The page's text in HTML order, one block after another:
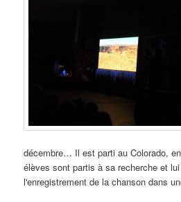
décembre… Il est parti au Colorado,
élèves sont partis à sa recherche et
l'enregistrement de la chanson dans